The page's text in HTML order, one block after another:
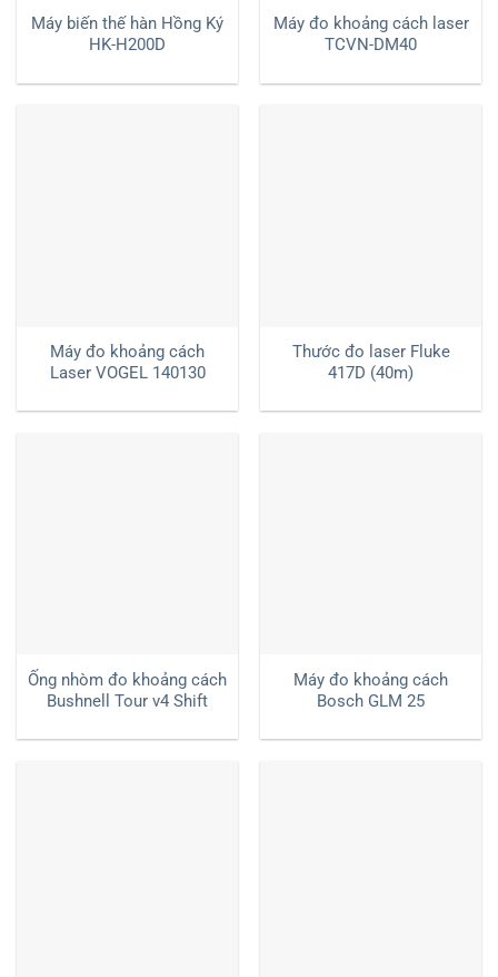
Máy biến thế hàn Hồng Ký
HK-H200D
Máy đo khoảng cách laser
TCVN-DM40
Máy đo khoảng cách
Laser VOGEL 140130
Thước đo laser Fluke
417D (40m)
Ống nhòm đo khoảng cách
Bushnell Tour v4 Shift
Máy đo khoảng cách
Bosch GLM 25